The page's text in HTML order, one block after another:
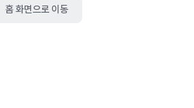
홈 화면으로 이동